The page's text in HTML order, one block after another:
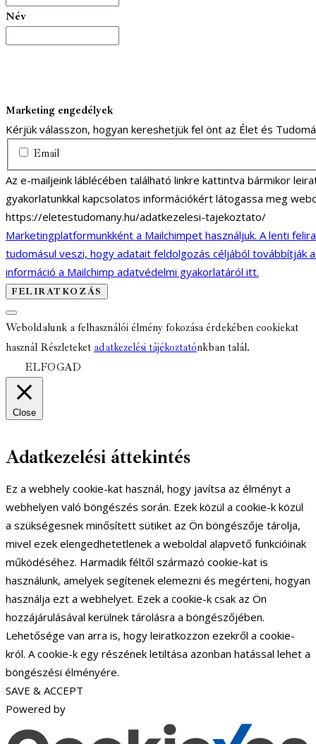
Név
Marketing engedélyek
Kérjük válasszon, hogyan kereshetjük fel önt az Élet és
Email
Az e-mailjeink láblécében található linkre kattintva bármikor
gyakorlatunkkal kapcsolatos információkért látogassa meg
https://eletestudomany.hu/adatkezelesi-tajekoztato/
Marketingplatformunkként a Mailchimpet használjuk. A lenti
tudomásul veszi, hogy adatait feldolgozás céljából továbbítják
információ a Mailchimp adatvédelmi gyakorlatáról itt.
Weboldalunk a felhasználói élmény fokozása érdekében cookiekat
használ Részleteket adatkezelési tájékoztatónkban talál.
ELFOGAD
Close
Adatkezelési áttekintés
Ez a webhely cookie-kat használ, hogy javítsa az élményt a
webhelyen való böngészés során. Ezek közül a cookie-k közül
a szükségesnek minősített sütiket az Ön böngészője tárolja,
mivel ezek elengedhetetlenek a weboldal alapvető funkcióinak
működéséhez. Harmadik féltől származó cookie-kat is
használunk, amelyek segítenek elemezni és megérteni, hogyan
használja ezt a webhelyet. Ezek a cookie-k csak az Ön
hozzájárulásával kerülnek tárolásra a böngészőjében.
Lehetősége van arra is, hogy leiratkozzon ezekről a cookie-
król. A cookie-k egy részének letiltása azonban hatással lehet a
böngészési élményére.
SAVE & ACCEPT
Powered by